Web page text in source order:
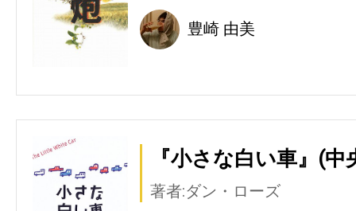
豊崎 由美
『小さな白い車』(中
著者:ダン・ローズ